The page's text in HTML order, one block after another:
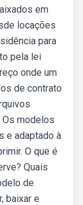
em
locações
para
pela lei
onde um
de contrato
modelos
e adaptado à
O que é
Quais
de
baixar e